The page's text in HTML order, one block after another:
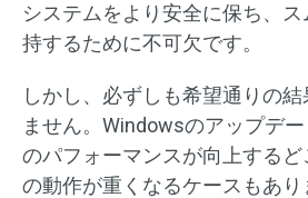
システムをより安全に保ち、
持するために不可欠です。
しかし、必ずしも希望通りの
ません。Windowsのアップデ
のパフォーマンスが向上する
の動作が重くなるケースもあり